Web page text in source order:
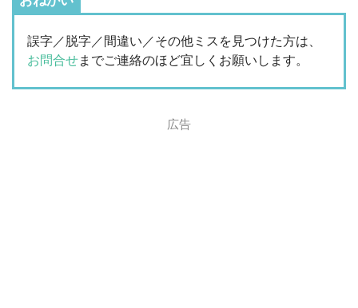
誤字／脱字／間違い／その他ミスを見つけた方は、
お問合せまでご連絡のほど宜しくお願いします。
広告